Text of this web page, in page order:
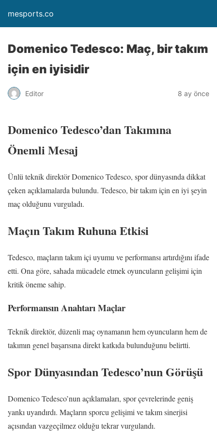
mesports.co
Domenico Tedesco: Maç, bir takım
için en iyisidir
Editor 8 ay önce
Domenico Tedesco’dan Takımına
Önemli Mesaj
Ünlü teknik direktör Domenico Tedesco, spor dünyasında dikkat
çeken açıklamalarda bulundu. Tedesco, bir takım için en iyi şeyin
maç olduğunu vurguladı.
Maçın Takım Ruhuna Etkisi
Tedesco, maçların takım içi uyumu ve performansı artırdığını ifade
etti. Ona göre, sahada mücadele etmek oyuncuların gelişimi için
kritik öneme sahip.
Performansın Anahtarı Maçlar
Teknik direktör, düzenli maç oynamanın hem oyuncuların hem de
takımın genel başarısına direkt katkıda bulunduğunu belirtti.
Spor Dünyasından Tedesco’nun Görüşü
Domenico Tedesco’nun açıklamaları, spor çevrelerinde geniş
yankı uyandırdı. Maçların sporcu gelişimi ve takım sinerjisi
açısından vazgeçilmez olduğu tekrar vurgulandı.